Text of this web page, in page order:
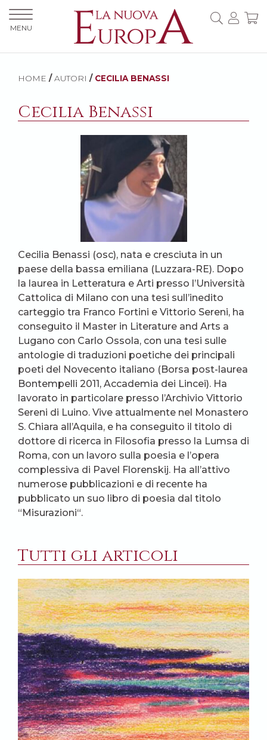
HOME / AUTORI / CECILIA BENASSI
Cecilia Benassi
Cecilia Benassi (osc), nata e cresciuta in un
paese della bassa emiliana (Luzzara-RE). Dopo
la laurea in Letteratura e Arti presso l’Università
Cattolica di Milano con una tesi sull’inedito
carteggio tra Franco Fortini e Vittorio Sereni, ha
conseguito il Master in Literature and Arts a
Lugano con Carlo Ossola, con una tesi sulle
antologie di traduzioni poetiche dei principali
poeti del Novecento italiano (Borsa post-laurea
Bontempelli 2011, Accademia dei Lincei). Ha
lavorato in particolare presso l’Archivio Vittorio
Sereni di Luino. Vive attualmente nel Monastero
S. Chiara all’Aquila, e ha conseguito il titolo di
dottore di ricerca in Filosofia presso la Lumsa di
Roma, con un lavoro sulla poesia e l’opera
complessiva di Pavel Florenskij. Ha all’attivo
numerose pubblicazioni e di recente ha
pubblicato un suo libro di poesia dal titolo
“Misurazioni“.
Tutti gli articoli
MENU